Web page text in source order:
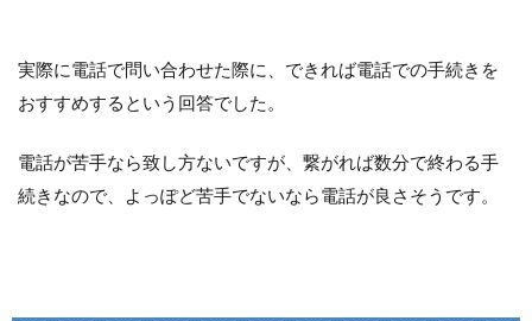
実際に電話で問い合わせた際に、できれば電話での手続きを
おすすめするという回答でした。
電話が苦手なら致し方ないですが、繋がれば数分で終わる手
続きなので、よっぽど苦手でないなら電話が良さそうです。